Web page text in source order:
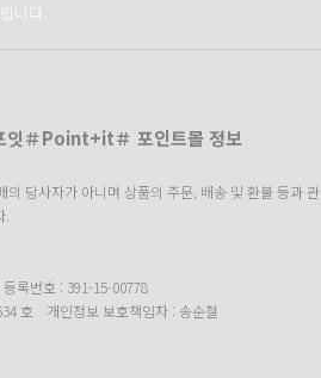
니다.
잇＃Point+it＃ 포인트몰 정보
당사자가 아니며 상품의 주문, 배송 및 환불 등과 관
.
등록번호 : 391-15-00778
호
개인정보 보호책임자 : 송순철